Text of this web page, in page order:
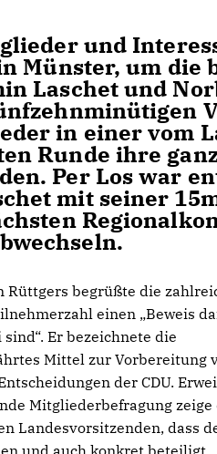
und
Münster, um die
Laschet und
in einer vom
Runde ihre
Per Los war
mit seiner
Rüttgers begrüßte die
einen „Beweis
Er bezeichnete die
Mittel zur Vorbereitung
der CDU.
Mitgliederbefragung zeige
Landesvorsitzenden, dass
und auch konkret beteiligt